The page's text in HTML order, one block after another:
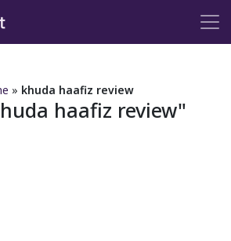
» khuda haafiz review
haafiz review